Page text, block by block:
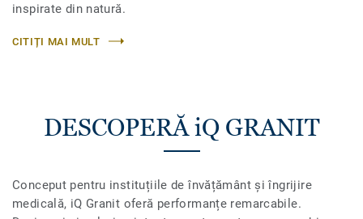
inspirate din natură.
CITIȚI MAI MULT
DESCOPERĂ iQ GRANIT
Conceput pentru instituțiile de învățământ și îngrijire
medicală, iQ Granit oferă performanțe remarcabile.